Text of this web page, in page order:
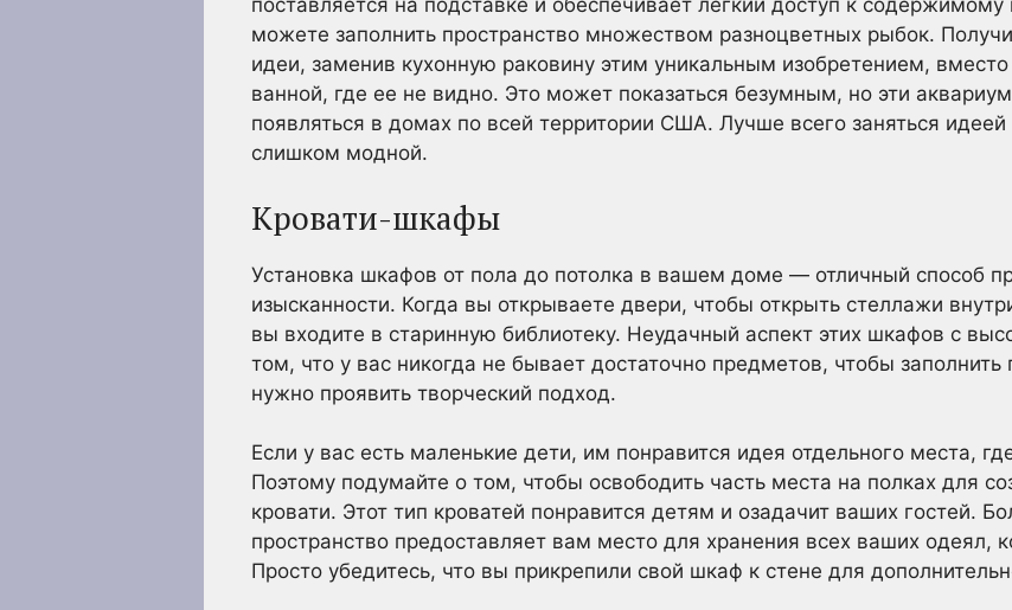
поставляется на подставке и обеспечивает легкий доступ к содержимому
можете заполнить пространство множеством разноцветных рыбок.
идеи, заменив кухонную раковину этим уникальным изобретением,
ванной, где ее не видно. Это может показаться безумным, но эти
появляться в домах по всей территории США. Лучше всего заняться идеей
слишком модной.
Кровати-шкафы
Установка шкафов от пола до потолка в вашем доме — отличный способ
изысканности. Когда вы открываете двери, чтобы открыть стеллажи
вы входите в старинную библиотеку. Неудачный аспект этих шкафов с
том, что у вас никогда не бывает достаточно предметов, чтобы
нужно проявить творческий подход.
Если у вас есть маленькие дети, им понравится идея отдельного места,
Поэтому подумайте о том, чтобы освободить часть места на полках для
кровати. Этот тип кроватей понравится детям и озадачит ваших гостей.
пространство предоставляет вам место для хранения всех ваших одеял,
Просто убедитесь, что вы прикрепили свой шкаф к стене для